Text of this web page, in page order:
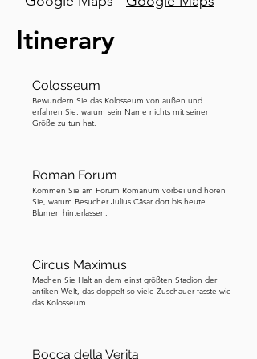
Palatinischen Paläste sehen, von wo
Balkonen aus zuschauen konnten;
Plätze im Haus. Wenn Sie die Fotos
durchblättern, habe ich eine Skizze
hinzugefügt, um zu veranschaulichen,
Rennen besessen. Die Fahrer oder
aurigae, wie sie genannt wurden, waren
Berühmtheiten, die oft Reichtümer
gefährlich, schnell und dramatisch, oft
endeten sie in Unfällen, die die Menge
liebte. Es wurde viel gewettet und es
behandelten. Kommt Ihnen bekannt
Itinerary
Colosseum
Bewundern Sie das Kolosseum von außen und
erfahren Sie, warum sein Name nichts mit seiner
Größe zu tun hat.
Roman Forum
Kommen Sie am Forum Romanum vorbei und hören
Sie, warum Besucher Julius Cäsar dort bis heute
Blumen hinterlassen.
Circus Maximus
Machen Sie Halt an dem einst größten Stadion der
antiken Welt, das doppelt so viele Zuschauer fasste wie
das Kolosseum.
Bocca della Verita